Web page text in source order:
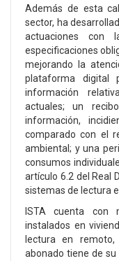
Además de esta
sector, ha
actuaciones
especificaciones
mejorando la
plataforma
información
actuales; un
información,
comparado con el
ambiental; y una
consumos
artículo 6.2 del Real
sistemas de lectura
ISTA cuenta con
instalados en
lectura en
abonado tiene de